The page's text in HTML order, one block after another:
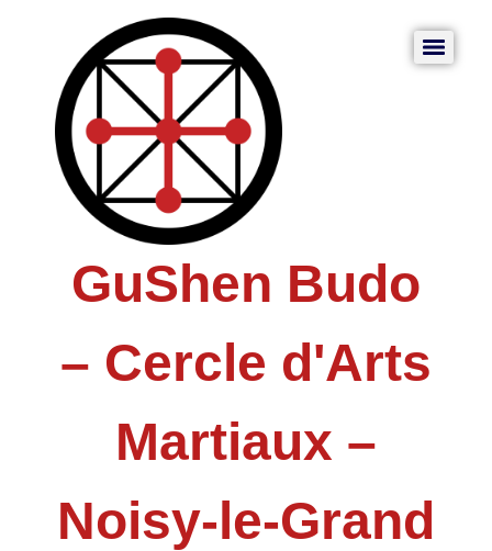
GuShen Budo
– Cercle d'Arts
Martiaux –
Noisy-le-Grand